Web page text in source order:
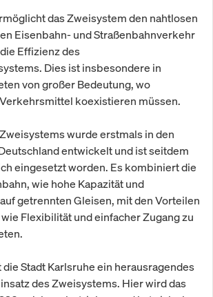
das Zweisystem den nahtlosen
Eisenbahn- und Straßenbahnverkehr
Effizienz des
Dies ist insbesondere in
von großer Bedeutung, wo
koexistieren müssen.
wurde erstmals in den
entwickelt und ist seitdem
eingesetzt worden. Es kombiniert die
wie hohe Kapazität und
getrennten Gleisen, mit den Vorteilen
Flexibilität und einfacher Zugang zu
Stadt Karlsruhe ein herausragendes
des Zweisystems. Hier wird das